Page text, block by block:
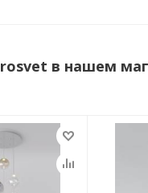
в нашем